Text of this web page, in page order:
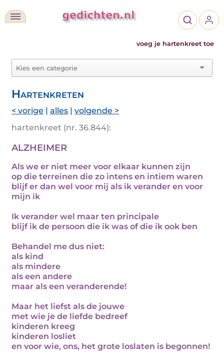
voeg je hartenkreet toe
Hartenkreten
< vorige | alles | volgende >
hartenkreet (nr. 36.844):
ALZHEIMER
Als we er niet meer voor elkaar kunnen zijn
op die terreinen die zo intens en intiem waren
blijf er dan wel voor mij als ik verander en voor
mijn ik
Ik verander wel maar ten principale
blijf ik de persoon die ik was of die ik ook ben
Behandel me dus niet:
als kind
als mindere
als een andere
maar als een veranderende!
Maar het liefst als de jouwe
met wie je de liefde bedreef
kinderen kreeg
kinderen losliet
en voor wie, ons, het grote loslaten is begonnen!